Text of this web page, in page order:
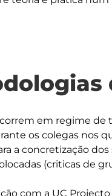
em regime
os colegas nos
a concretização
(criticas de
com a UC